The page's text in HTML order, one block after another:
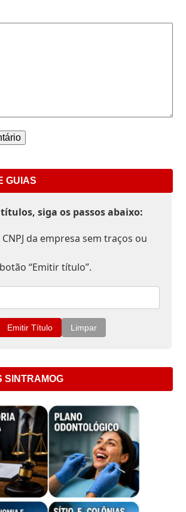
GUIAS
siga os passos abaixo:
da empresa sem traços ou
“Emitir título”.
SINTRAMOG